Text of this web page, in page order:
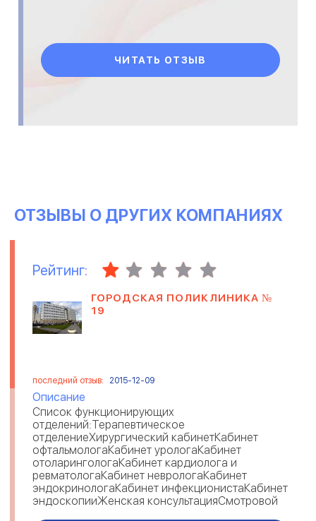
ЧИТАТЬ ОТЗЫВ
ОТЗЫВЫ О ДРУГИХ КОМПАНИЯХ
Рейтинг:
ГОРОДСКАЯ ПОЛИКЛИНИКА №
19
последний отзыв: 2015-12-09
Описание
Список функционирующих
отделений:Терапевтическое
отделениеХирургический кабинетКабинет
офтальмологаКабинет урологаКабинет
отоларингологаКабинет кардиолога и
ревматологаКабинет неврологаКабинет
эндокринологаКабинет инфекционистаКабинет
эндоскопииЖенская консультацияСмотровой
кабинетСт...